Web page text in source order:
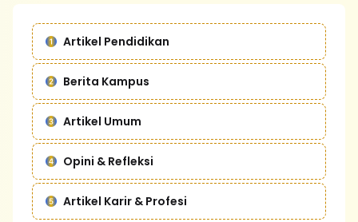
Artikel Pendidikan
Berita Kampus
Artikel Umum
Opini & Refleksi
Artikel Karir & Profesi